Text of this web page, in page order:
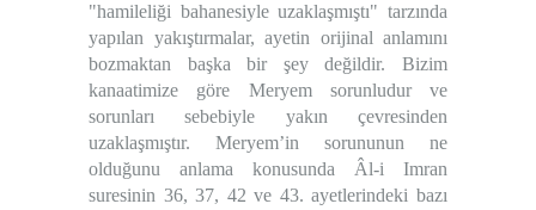
"hamileliği bahanesiyle uzaklaşmıştı" tarzında
yapılan yakıştırmalar, ayetin orijinal anlamını
bozmaktan başka bir şey değildir. Bizim
kanaatimize göre Meryem sorunludur ve
sorunları sebebiyle yakın çevresinden
uzaklaşmıştır. Meryem’in sorununun ne
olduğunu anlama konusunda Âl-i Imran
suresinin 36, 37, 42 ve 43. ayetlerindeki bazı